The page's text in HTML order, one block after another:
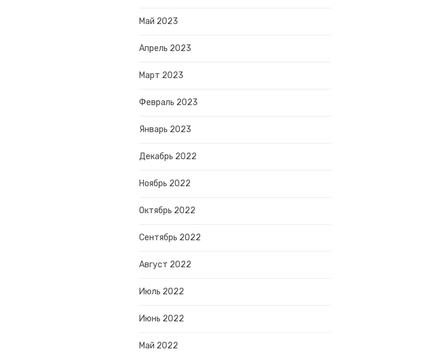
Май 2023
Апрель 2023
Март 2023
Февраль 2023
Январь 2023
Декабрь 2022
Ноябрь 2022
Октябрь 2022
Сентябрь 2022
Август 2022
Июль 2022
Июнь 2022
Май 2022